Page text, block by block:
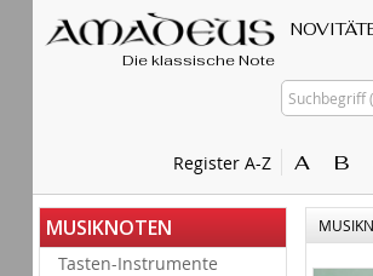
Die klassische Note
Register A-Z
Suchbegriff
A B
MUSIKNOTEN
Tasten-Instrumente